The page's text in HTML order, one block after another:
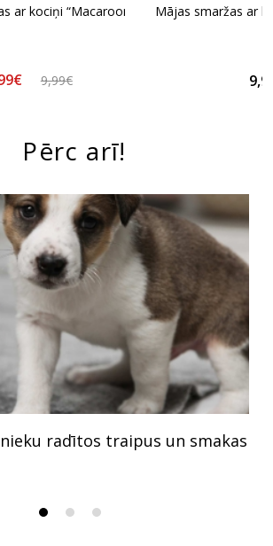
ar kociņi “Macaroon”
9,99€
Mājas smaržas ar
Pērc arī!
radītos traipus un smakas